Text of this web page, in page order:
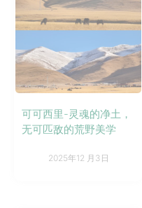
可可西里-灵魂的净土，
无可匹敌的荒野美学
2025年12 月3日